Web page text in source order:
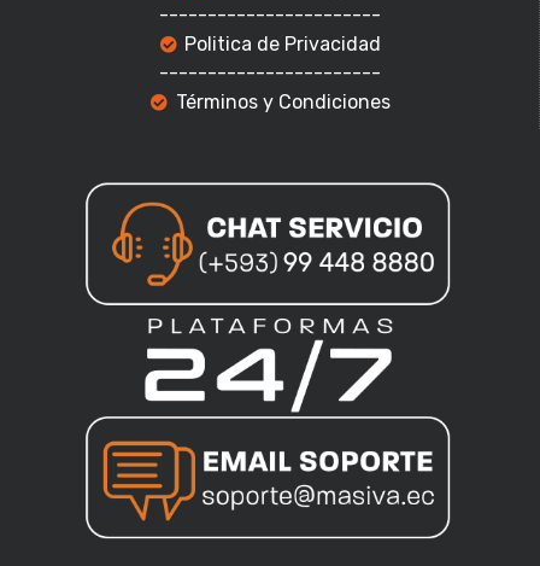
-----------------------
Politica de Privacidad
-----------------------
Términos y Condiciones